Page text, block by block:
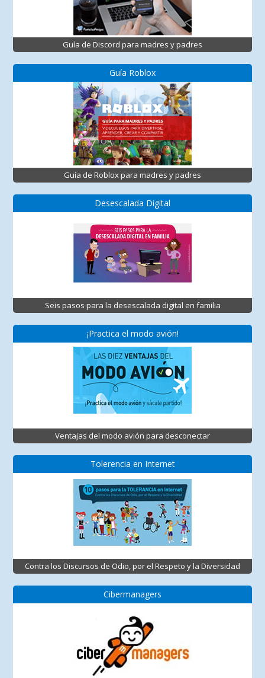
Guía de Discord para madres y padres
Guía Roblox
Guía de Roblox para madres y padres
Desescalada Digital
Seis pasos para la desescalada digital en familia
¡Practica el modo avión!
Ventajas del modo avión para desconectar
Tolerencia en Internet
Contra los Discursos de Odio, por el Respeto y la Diversidad
Cibermanagers